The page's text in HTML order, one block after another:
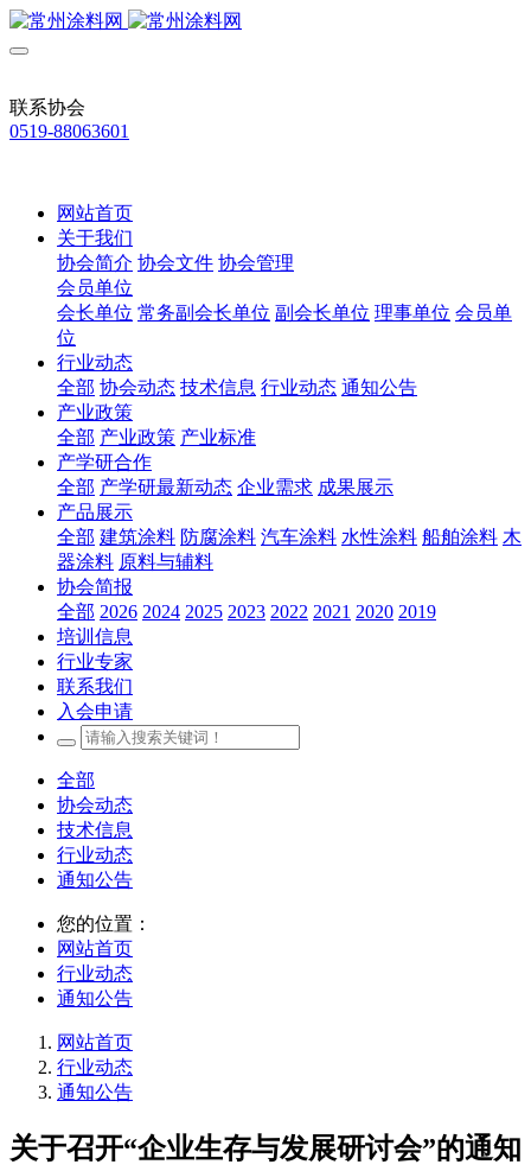
联系协会
0519-88063601
网站首页
关于我们
协会简介 协会文件 协会管理
会员单位
会长单位 常务副会长单位 副会长单位 理事单位 会员单
位
行业动态
全部 协会动态 技术信息 行业动态 通知公告
产业政策
全部 产业政策 产业标准
产学研合作
全部 产学研最新动态 企业需求 成果展示
产品展示
全部 建筑涂料 防腐涂料 汽车涂料 水性涂料 船舶涂料 木
器涂料 原料与辅料
协会简报
全部 2026 2024 2025 2023 2022 2021 2020 2019
培训信息
行业专家
联系我们
入会申请
全部
协会动态
技术信息
行业动态
通知公告
您的位置：
网站首页
行业动态
通知公告
网站首页
行业动态
通知公告
关于召开“企业生存与发展研讨会”的通知